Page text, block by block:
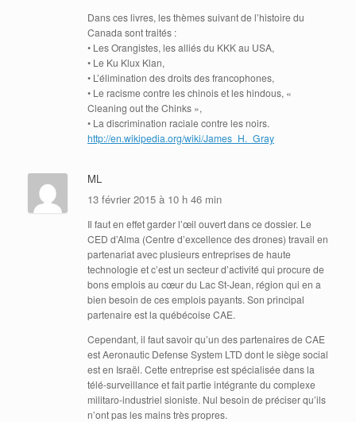
Dans ces livres, les thèmes suivant de l’histoire du
Canada sont traités :
• Les Orangistes, les alliés du KKK au USA,
• Le Ku Klux Klan,
• L’élimination des droits des francophones,
• Le racisme contre les chinois et les hindous, «
Cleaning out the Chinks »,
• La discrimination raciale contre les noirs.
http://en.wikipedia.org/wiki/James_H._Gray
ML
13 février 2015 à 10 h 46 min
Il faut en effet garder l’œil ouvert dans ce dossier. Le
CED d’Alma (Centre d’excellence des drones) travail en
partenariat avec plusieurs entreprises de haute
technologie et c’est un secteur d’activité qui procure de
bons emplois au cœur du Lac St-Jean, région qui en a
bien besoin de ces emplois payants. Son principal
partenaire est la québécoise CAE.
Cependant, il faut savoir qu’un des partenaires de CAE
est Aeronautic Defense System LTD dont le siège social
est en Israël. Cette entreprise est spécialisée dans la
télé-surveillance et fait partie intégrante du complexe
militaro-industriel sioniste. Nul besoin de préciser qu’ils
n’ont pas les mains très propres.